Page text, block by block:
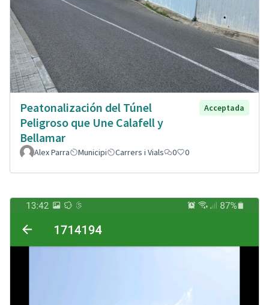
Peatonalización del Túnel
Peligroso que Une Calafell y
Bellamar
Acceptada
Alex Parra Municipi Carrers i Vials 0 0